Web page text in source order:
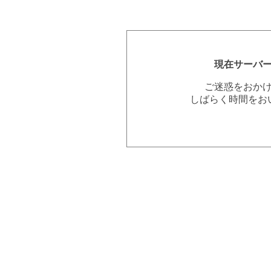
現在サーバ
ご迷惑をおか
しばらく時間を